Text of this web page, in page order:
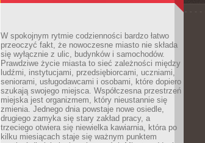
W spokojnym rytmie codzienności bardzo łatwo
przeoczyć fakt, że nowoczesne miasto nie składa
się wyłącznie z ulic, budynków i samochodów.
Prawdziwe życie miasta to sieć zależności między
ludźmi, instytucjami, przedsiębiorcami, uczniami,
seniorami, usługodawcami i osobami, które dopiero
szukają swojego miejsca. Współczesna przestrzeń
miejska jest organizmem, który nieustannie się
zmienia. Jednego dnia powstaje nowe osiedle,
drugiego zamyka się stary zakład pracy, a
trzeciego otwiera się niewielka kawiarnia, która po
kilku miesiącach staje się ważnym punktem